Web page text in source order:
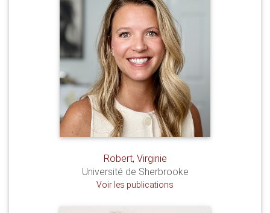
Robert, Virginie
Université de Sherbrooke
Voir les publications